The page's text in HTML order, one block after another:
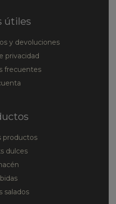
útiles
y devoluciones
privacidad
frecuentes
productos
dulces
salados